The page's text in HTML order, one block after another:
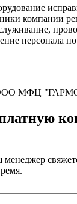
компании
персонала
ООО МФЦ
менеджер